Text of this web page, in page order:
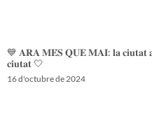
💙 𝐀𝐑𝐀 𝐌𝐄́𝐒 𝐐𝐔𝐄 𝐌𝐀𝐈: 𝐥𝐚 𝐜𝐢𝐮𝐭𝐚𝐭
𝐜𝐢𝐮𝐭𝐚𝐭 🤍
16 d'octubre de 2024